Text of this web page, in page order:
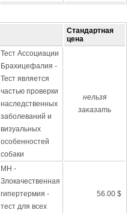
Стандартная
цена
Тест Ассоциации
Брахицефалия -
Тест является
частью проверки
наследственных
заболеваний и
визуальных
особенностей
собаки
нельзя
заказать
MH -
Злокачественная
гипертермия -
тест для всех
56.00 $